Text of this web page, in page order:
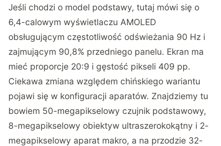
Jeśli chodzi o model podstawy, tutaj mówi się o
6,4-calowym wyświetlaczu AMOLED
obsługującym częstotliwość odświeżania 90 Hz i
zajmującym 90,8% przedniego panelu. Ekran ma
mieć proporcje 20:9 i gęstość pikseli 409 pp.
Ciekawa zmiana względem chińskiego wariantu
pojawi się w konfiguracji aparatów. Znajdziemy tu
bowiem 50-megapikselowy czujnik podstawowy,
8-megapikselowy obiektyw ultraszerokokątny i 2-
megapikselowy aparat makro, a na przodzie 32-